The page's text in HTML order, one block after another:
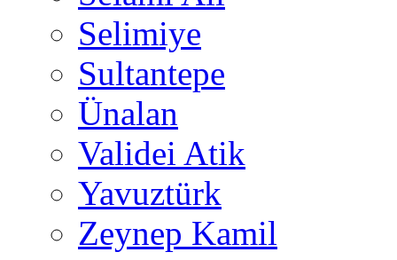
Selimiye
Sultantepe
Ünalan
Validei Atik
Yavuztürk
Zeynep Kamil